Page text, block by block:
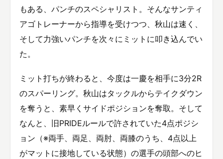
もある、パンチのスペシャリスト。そんなサンティ
アゴトレーナーから指導を受けつつ、秋山は速く、
そして力強いパンチを次々にミットに叩き込んでい
た。
ミット打ちが終わると、今度は一慶を相手に3分2R
のスパーリング。秋山はタックルからテイクダウン
を奪うと、素早くサイドポジションを奪取。そして
なんと、旧PRIDEルールで許されていた4点ポジシ
ョン（※両手、両足、両肘、両膝のうち、4点以上
がマットに接地している状態）の選手の頭部へのヒ